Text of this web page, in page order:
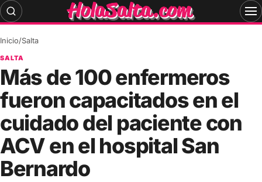
Skip
to
Inicio/Salta
SALTA
Más de 100 enfermeros
fueron capacitados en el
cuidado del paciente con
ACV en el hospital San
Bernardo